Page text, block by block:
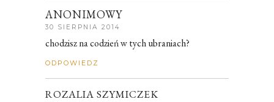
ANONIMOWY
30 SIERPNIA 2014
chodzisz na codzień w tych ubraniach?
ODPOWIEDZ
ROZALIA SZYMICZEK